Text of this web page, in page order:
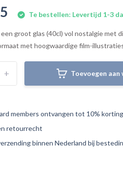
Te bestellen: Levertijd 1-3
groot glas (40cl) vol nostalgie met
met hoogwaardige film-
+ Toevoegen aan
members ontvangen tot 10% korting
retourrecht
binnen Nederland bij